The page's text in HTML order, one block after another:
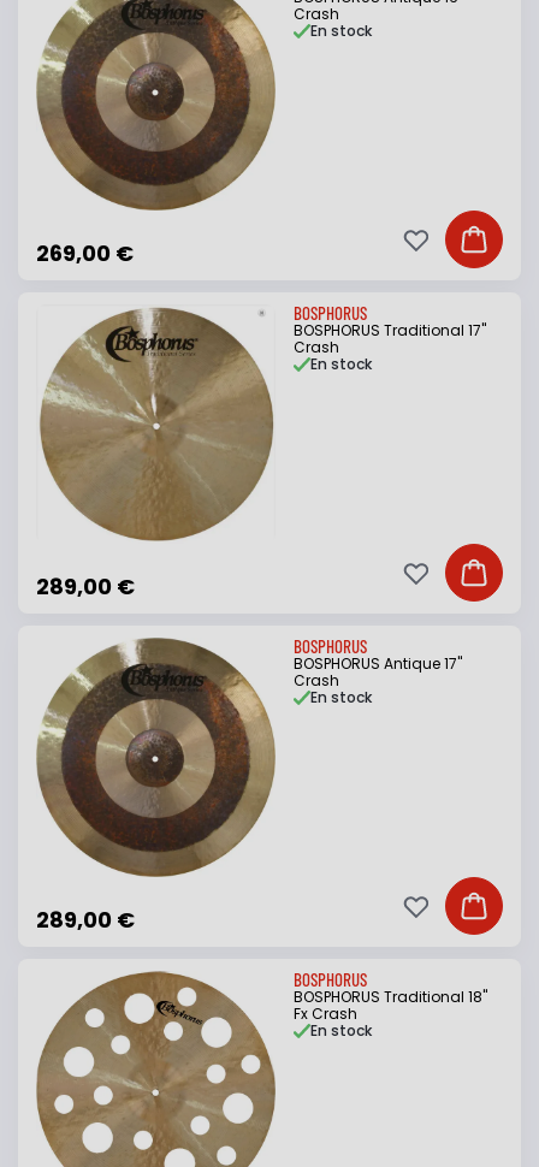
Crash
269,00 €
En stock
Ajouter
Ajouter à ma
BOSPHORUS
BOSPHORUS Traditional 17"
Crash
289,00 €
En stock
Ajouter
Ajouter à ma
BOSPHORUS
BOSPHORUS Antique 17"
Crash
289,00 €
En stock
Ajouter
Ajouter à ma
BOSPHORUS
BOSPHORUS Traditional 18"
Fx Crash
En stock